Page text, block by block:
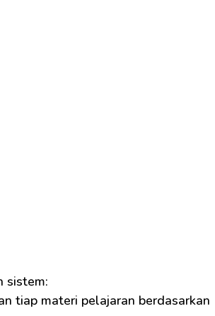
sistem:
tiap materi pelajaran berdasarkan